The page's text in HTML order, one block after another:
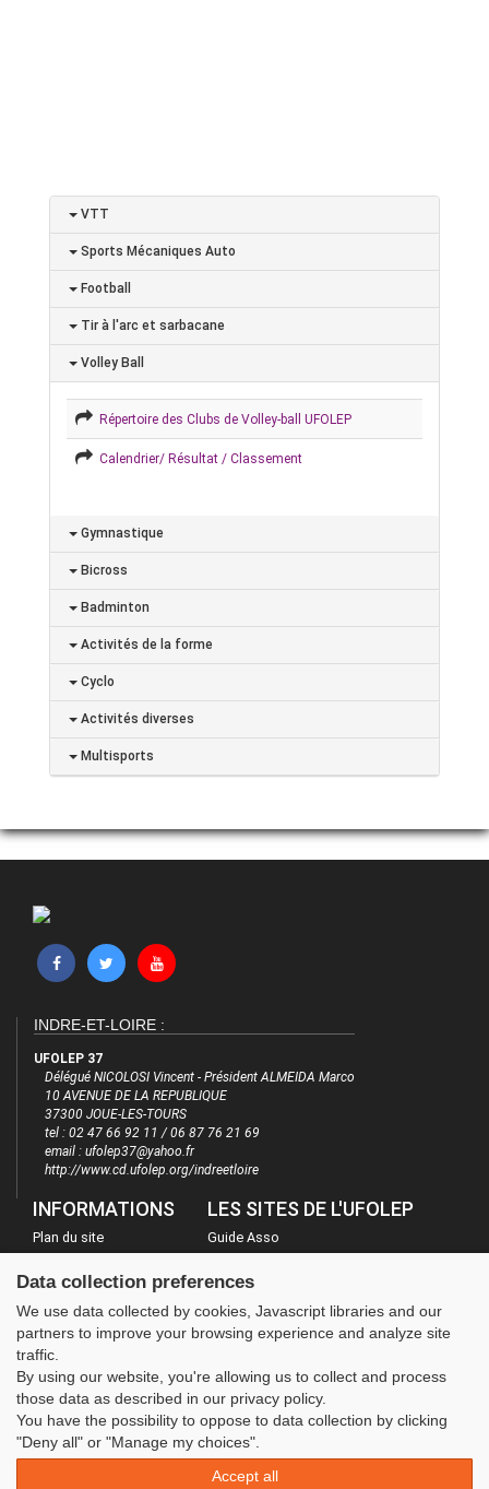
VTT
Sports Mécaniques Auto
Football
Tir à l'arc et sarbacane
Volley Ball
Répertoire des Clubs de Volley-ball UFOLEP
Calendrier/ Résultat / Classement
Gymnastique
Bicross
Badminton
Activités de la forme
Cyclo
Activités diverses
Multisports
INDRE-ET-LOIRE :
UFOLEP 37
Délégué NICOLOSI Vincent - Président ALMEIDA Marco
10 AVENUE DE LA REPUBLIQUE
37300 JOUE-LES-TOURS
tel : 02 47 66 92 11 / 06 87 76 21 69
email : ufolep37@yahoo.fr
http://www.cd.ufolep.org/indreetloire
INFORMATIONS
Plan du site
Mentions légales
Administration
LES SITES DE L'UFOLEP
Guide Asso
Inscriptions évènements
Data collection preferences
We use data collected by cookies, Javascript libraries and our
partners to improve your browsing experience and analyze site
traffic.
By using our website, you're allowing us to collect and process
those data as described in our privacy policy.
You have the possibility to oppose to data collection by clicking
"Deny all" or "Manage my choices".
Accept all